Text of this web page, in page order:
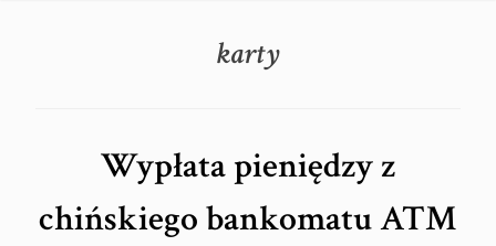
karty
Wypłata pieniędzy z
chińskiego bankomatu ATM